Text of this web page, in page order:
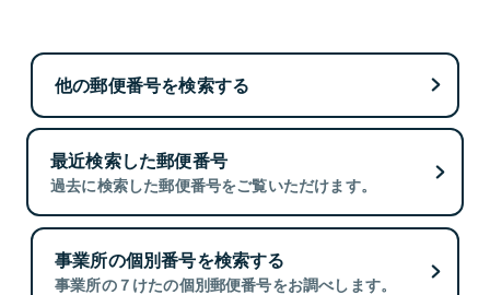
他の郵便番号を検索する
最近検索した郵便番号
過去に検索した郵便番号をご覧いただけます。
事業所の個別番号を検索する
事業所の７けたの個別郵便番号をお調べします。